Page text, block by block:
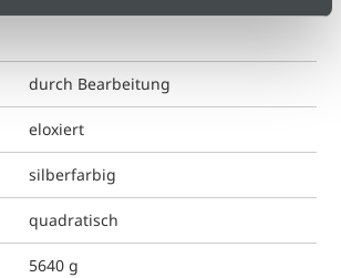
durch Bearbeitung
eloxiert
silberfarbig
quadratisch
5640 g